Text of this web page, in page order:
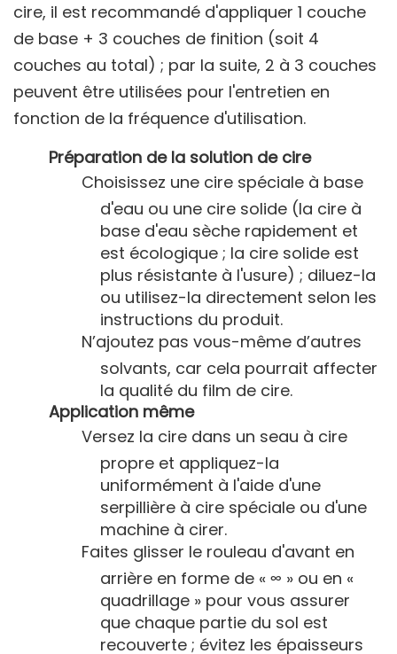
cire, il est recommandé d'appliquer 1 couche
de base + 3 couches de finition (soit 4
couches au total) ; par la suite, 2 à 3 couches
peuvent être utilisées pour l'entretien en
fonction de la fréquence d'utilisation.
Préparation de la solution de cire
Choisissez une cire spéciale à base
d'eau ou une cire solide (la cire à
base d'eau sèche rapidement et
est écologique ; la cire solide est
plus résistante à l'usure) ; diluez-la
ou utilisez-la directement selon les
instructions du produit.
N’ajoutez pas vous-même d’autres
solvants, car cela pourrait affecter
la qualité du film de cire.
Application même
Versez la cire dans un seau à cire
propre et appliquez-la
uniformément à l'aide d'une
serpillière à cire spéciale ou d'une
machine à cirer.
Faites glisser le rouleau d'avant en
arrière en forme de « ∞ » ou en «
quadrillage » pour vous assurer
que chaque partie du sol est
recouverte ; évitez les épaisseurs